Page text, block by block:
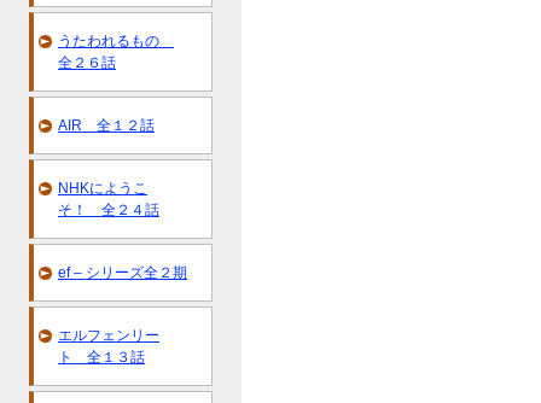
うたわれるもの
全２６話
AIR 全１２話
NHKにようこ
そ！ 全２４話
ef – シリーズ全２期
エルフェンリー
ト 全１３話